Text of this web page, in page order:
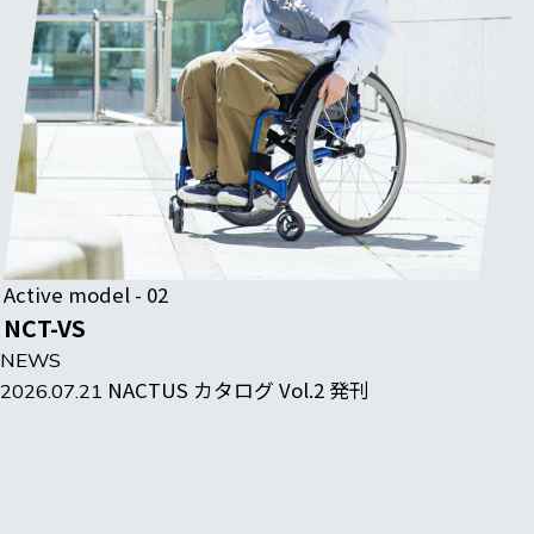
Active model - 02
NCT-VS
NEWS
2026.07.21 NACTUS カタログ Vol.2 発刊